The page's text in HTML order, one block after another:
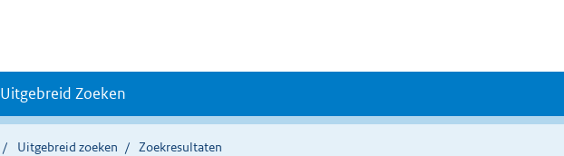
Uitgebreid Zoeken
Uitgebreid zoeken Zoekresultaten